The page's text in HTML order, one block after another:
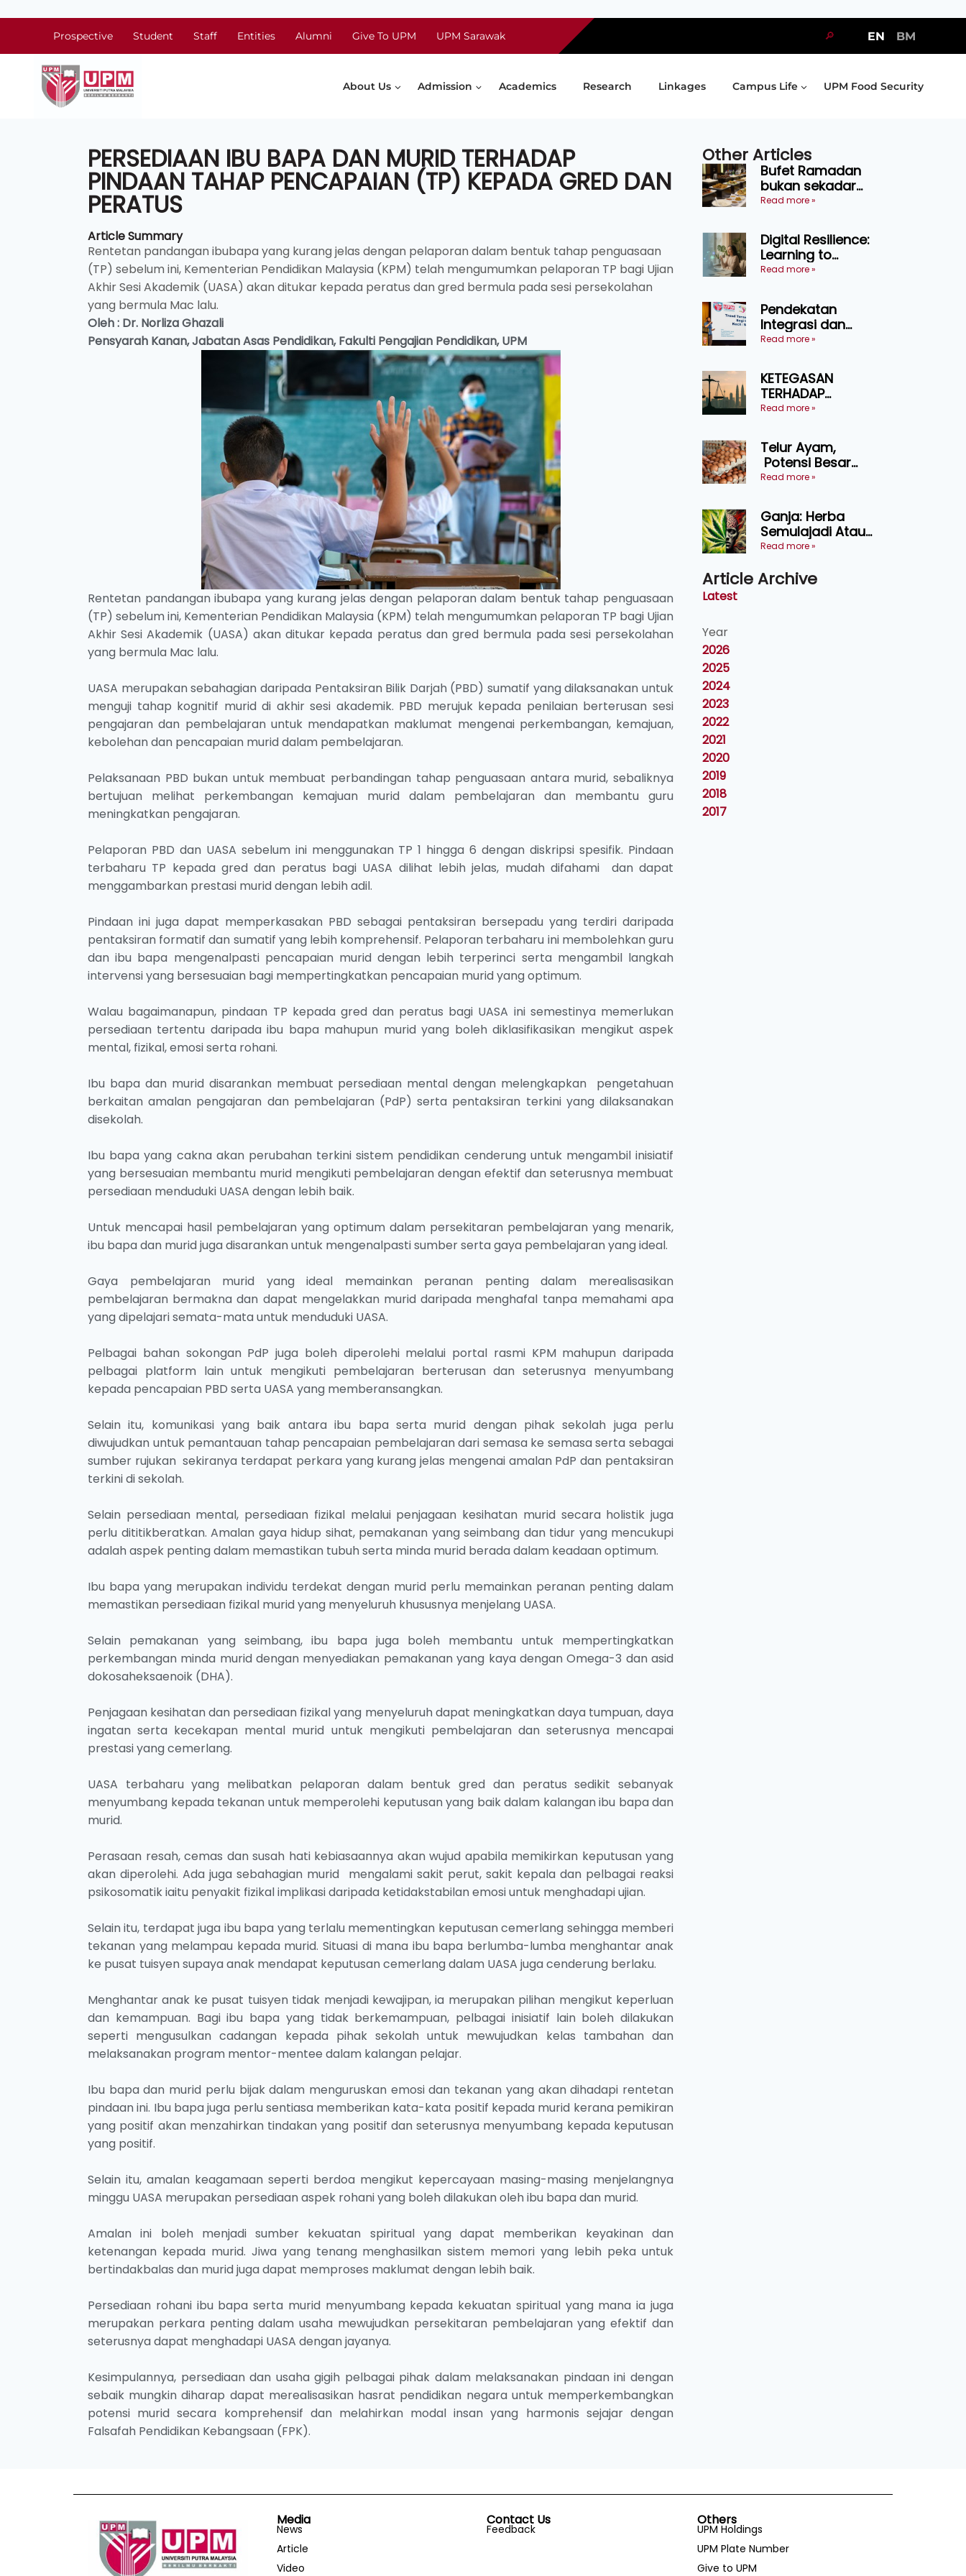
Prospective Student Staff Entities Alumni Give To UPM UPM Sarawak 🔎 EN BM
About Us Admission Academics Research Linkages Campus Life UPM Food Security
PERSEDIAAN IBU BAPA DAN MURID TERHADAP
PINDAAN TAHAP PENCAPAIAN (TP) KEPADA GRED DAN
PERATUS
Article Summary
Rentetan pandangan ibubapa yang kurang jelas dengan pelaporan dalam bentuk tahap penguasaan
(TP) sebelum ini, Kementerian Pendidikan Malaysia (KPM) telah mengumumkan pelaporan TP bagi Ujian
Akhir Sesi Akademik (UASA) akan ditukar kepada peratus dan gred bermula pada sesi persekolahan
yang bermula Mac lalu.
Oleh : Dr. Norliza Ghazali
Pensyarah Kanan,Jabatan Asas Pendidikan,Fakulti Pengajian Pendidikan, UPM
Rentetan pandangan ibubapa yang kurang jelas dengan pelaporan dalam bentuk tahap penguasaan
(TP) sebelum ini, Kementerian Pendidikan Malaysia (KPM) telah mengumumkan pelaporan TP bagi Ujian
Akhir Sesi Akademik (UASA) akan ditukar kepada peratus dan gred bermula pada sesi persekolahan
yang bermula Mac lalu.
UASA merupakan sebahagian daripada Pentaksiran Bilik Darjah (PBD) sumatif yang dilaksanakan untuk
menguji tahap kognitif murid di akhir sesi akademik. PBD merujuk kepada penilaian berterusan sesi
pengajaran dan pembelajaran untuk mendapatkan maklumat mengenai perkembangan, kemajuan,
kebolehan dan pencapaian murid dalam pembelajaran.
Pelaksanaan PBD bukan untuk membuat perbandingan tahap penguasaan antara murid, sebaliknya
bertujuan melihat perkembangan kemajuan murid dalam pembelajaran dan membantu guru
meningkatkan pengajaran.
Pelaporan PBD dan UASA sebelum ini menggunakan TP 1 hingga 6 dengan diskripsi spesifik. Pindaan
terbaharu TP kepada gred dan peratus bagi UASA dilihat lebih jelas, mudah difahami dan dapat
menggambarkan prestasi murid dengan lebih adil.
Pindaan ini juga dapat memperkasakan PBD sebagai pentaksiran bersepadu yang terdiri daripada
pentaksiran formatif dan sumatif yang lebih komprehensif. Pelaporan terbaharu ini membolehkan guru
dan ibu bapa mengenalpasti pencapaian murid dengan lebih terperinci serta mengambil langkah
intervensi yang bersesuaian bagi mempertingkatkan pencapaian murid yang optimum.
Walau bagaimanapun, pindaan TP kepada gred dan peratus bagi UASA ini semestinya memerlukan
persediaan tertentu daripada ibu bapa mahupun murid yang boleh diklasifikasikan mengikut aspek
mental, fizikal, emosi serta rohani.
Ibu bapa dan murid disarankan membuat persediaan mental dengan melengkapkan pengetahuan
berkaitan amalan pengajaran dan pembelajaran (PdP) serta pentaksiran terkini yang dilaksanakan
disekolah.
Ibu bapa yang cakna akan perubahan terkini sistem pendidikan cenderung untuk mengambil inisiatif
yang bersesuaian membantu murid mengikuti pembelajaran dengan efektif dan seterusnya membuat
persediaan menduduki UASA dengan lebih baik.
Untuk mencapai hasil pembelajaran yang optimum dalam persekitaran pembelajaran yang menarik,
ibu bapa dan murid juga disarankan untuk mengenalpasti sumber serta gaya pembelajaran yang ideal.
Gaya pembelajaran murid yang ideal memainkan peranan penting dalam merealisasikan
pembelajaran bermakna dan dapat mengelakkan murid daripada menghafal tanpa memahami apa
yang dipelajari semata-mata untuk menduduki UASA.
Pelbagai bahan sokongan PdP juga boleh diperolehi melalui portal rasmi KPM mahupun daripada
pelbagai platform lain untuk mengikuti pembelajaran berterusan dan seterusnya menyumbang
kepada pencapaian PBD serta UASA yang memberansangkan.
Selain itu, komunikasi yang baik antara ibu bapa serta murid dengan pihak sekolah juga perlu
diwujudkan untuk pemantauan tahap pencapaian pembelajaran dari semasa ke semasa serta sebagai
sumber rujukan sekiranya terdapat perkara yang kurang jelas mengenai amalan PdP dan pentaksiran
terkini di sekolah.
Selain persediaan mental, persediaan fizikal melalui penjagaan kesihatan murid secara holistik juga
perlu dititikberatkan. Amalan gaya hidup sihat, pemakanan yang seimbang dan tidur yang mencukupi
adalah aspek penting dalam memastikan tubuh serta minda murid berada dalam keadaan optimum.
Ibu bapa yang merupakan individu terdekat dengan murid perlu memainkan peranan penting dalam
memastikan persediaan fizikal murid yang menyeluruh khususnya menjelang UASA.
Selain pemakanan yang seimbang, ibu bapa juga boleh membantu untuk mempertingkatkan
perkembangan minda murid dengan menyediakan pemakanan yang kaya dengan Omega-3 dan asid
dokosaheksaenoik (DHA).
Penjagaan kesihatan dan persediaan fizikal yang menyeluruh dapat meningkatkan daya tumpuan, daya
ingatan serta kecekapan mental murid untuk mengikuti pembelajaran dan seterusnya mencapai
prestasi yang cemerlang.
UASA terbaharu yang melibatkan pelaporan dalam bentuk gred dan peratus sedikit sebanyak
menyumbang kepada tekanan untuk memperolehi keputusan yang baik dalam kalangan ibu bapa dan
murid.
Perasaan resah, cemas dan susah hati kebiasaannya akan wujud apabila memikirkan keputusan yang
akan diperolehi. Ada juga sebahagian murid mengalami sakit perut, sakit kepala dan pelbagai reaksi
psikosomatik iaitu penyakit fizikal implikasi daripada ketidakstabilan emosi untuk menghadapi ujian.
Selain itu, terdapat juga ibu bapa yang terlalu mementingkan keputusan cemerlang sehingga memberi
tekanan yang melampau kepada murid. Situasi di mana ibu bapa berlumba-lumba menghantar anak
ke pusat tuisyen supaya anak mendapat keputusan cemerlang dalam UASA juga cenderung berlaku.
Menghantar anak ke pusat tuisyen tidak menjadi kewajipan, ia merupakan pilihan mengikut keperluan
dan kemampuan. Bagi ibu bapa yang tidak berkemampuan, pelbagai inisiatif lain boleh dilakukan
seperti mengusulkan cadangan kepada pihak sekolah untuk mewujudkan kelas tambahan dan
melaksanakan program mentor-mentee dalam kalangan pelajar.
Ibu bapa dan murid perlu bijak dalam menguruskan emosi dan tekanan yang akan dihadapi rentetan
pindaan ini. Ibu bapa juga perlu sentiasa memberikan kata-kata positif kepada murid kerana pemikiran
yang positif akan menzahirkan tindakan yang positif dan seterusnya menyumbang kepada keputusan
yang positif.
Selain itu, amalan keagamaan seperti berdoa mengikut kepercayaan masing-masing menjelangnya
minggu UASA merupakan persediaan aspek rohani yang boleh dilakukan oleh ibu bapa dan murid.
Amalan ini boleh menjadi sumber kekuatan spiritual yang dapat memberikan keyakinan dan
ketenangan kepada murid. Jiwa yang tenang menghasilkan sistem memori yang lebih peka untuk
bertindakbalas dan murid juga dapat memproses maklumat dengan lebih baik.
Persediaan rohani ibu bapa serta murid menyumbang kepada kekuatan spiritual yang mana ia juga
merupakan perkara penting dalam usaha mewujudkan persekitaran pembelajaran yang efektif dan
seterusnya dapat menghadapi UASA dengan jayanya.
Kesimpulannya, persediaan dan usaha gigih pelbagai pihak dalam melaksanakan pindaan ini dengan
sebaik mungkin diharap dapat merealisasikan hasrat pendidikan negara untuk memperkembangkan
potensi murid secara komprehensif dan melahirkan modal insan yang harmonis sejajar dengan
Falsafah Pendidikan Kebangsaan (FPK).
Other Articles
Bufet Ramadan
bukan sekadar
juadah, perlu bijak
selamat
menikmati
Read more »
Digital Resilience:
Learning to
Endure Without
Read more »
Pendekatan
Integrasi dan
Teknologi Baharu
Ternakan
Ruminan
Read more »
KETEGASAN
TERHADAP
KEDAULATAN
ASAS KEPADA
KEADILAN DAN
KEHARMONIAN
Read more »
Telur Ayam,
Potensi Besar
Dalam Industri
Kosmetik dan
Penyelidikan
Read more »
Ganja: Herba
Semulajadi Atau
Ancaman
Read more »
Article Archive
Latest
Year
2026
2025
2024
2023
2022
2021
2020
2019
2018
2017
Media
News
Article
Video
Contact Us
Feedback
Others
UPM Holdings
UPM Plate Number
Give to UPM